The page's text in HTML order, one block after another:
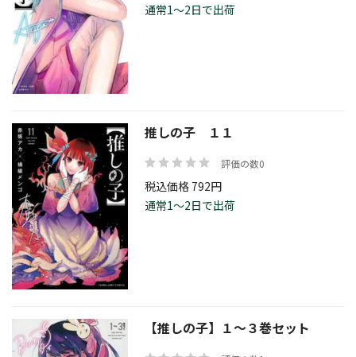
通常1～2日で出荷
推しの子 １１
評価の数0
税込価格 792円
通常1～2日で出荷
【推しの子】１～３巻セット